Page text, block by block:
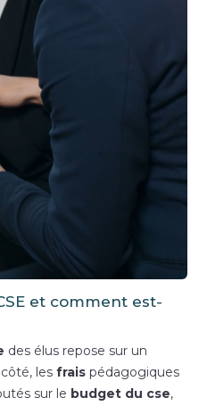
et comment est-
des élus repose sur un
côté, lesfrais pédagogiques
sur le budget du cse,